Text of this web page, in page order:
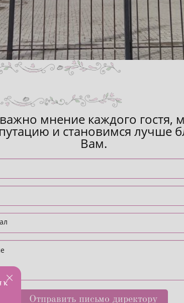
к
мнение каждого гостя,
и становимся лучше
Вам.
Отправить письмо директору